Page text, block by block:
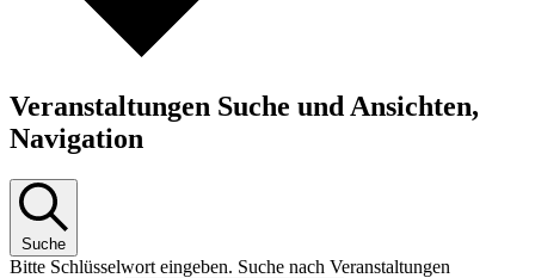
Veranstaltungen Suche und Ansichten,
Navigation
Suche
Bitte Schlüsselwort eingeben. Suche nach Veranstaltungen